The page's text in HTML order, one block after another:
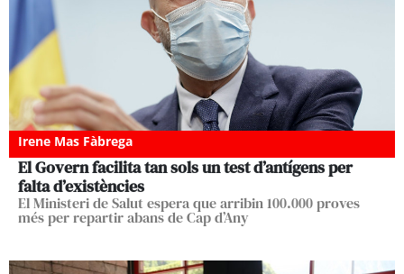
Irene Mas Fàbrega
El Govern facilita tan sols un test d’antígens per
falta d’existències
El Ministeri de Salut espera que arribin 100.000 proves
més per repartir abans de Cap d’Any